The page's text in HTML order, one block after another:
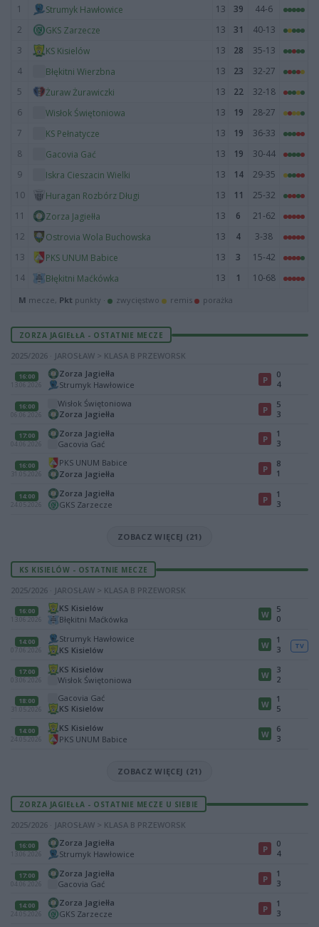
1 Strumyk Hawłowice 13 39
44-6
2
GKS Zarzecze 13 31
40-13
3
KS Kisielów 13 28
35-13
4
Błękitni Wierzbna 13 23
32-27
5
Żuraw Żurawiczki 13 22
32-18
6
Wisłok Świętoniowa 13 19
28-27
7
KS Pełnatycze 13 19
36-33
8
Gacovia Gać 13 19
30-44
9
Iskra Cieszacin Wielki 13 14
29-35
10
Huragan Rozbórz Długi 13 11
25-32
11
Zorza Jagiełła 13 6
21-62
12
Ostrovia Wola Buchowska 13 4
3-38
13
PKS UNUM Babice 13 3
15-42
14
Błękitni Maćkówka 13 1 10-68
M mecze, Pkt punkty · zwycięstwo remis porażka
ZORZA JAGIEŁŁA - OSTATNIE MECZE
2025/2026 · JAROSŁAW > KLASA B PRZEWORSK
16:00
13.06.2026
Zorza Jagiełła
Strumyk Hawłowice
P
0
4
16:00
06.06.2026
Wisłok Świętoniowa
Zorza Jagiełła
P
5
3
17:00
04.06.2026
Zorza Jagiełła
Gacovia Gać
P
1
3
16:00
31.05.2026
PKS UNUM Babice
Zorza Jagiełła
P
8
1
14:00
24.05.2026
Zorza Jagiełła
GKS Zarzecze
P
1
3
ZOBACZ WIĘCEJ (21)
KS KISIELÓW - OSTATNIE MECZE
2025/2026 · JAROSŁAW > KLASA B PRZEWORSK
16:00
13.06.2026
KS Kisielów
Błękitni Maćkówka
W
5
0
14:00
07.06.2026
Strumyk Hawłowice
KS Kisielów
W
1
3
TV
17:00
03.06.2026
KS Kisielów
Wisłok Świętoniowa
W
3
2
18:00
31.05.2026
Gacovia Gać
KS Kisielów
W
1
5
14:00
24.05.2026
KS Kisielów
PKS UNUM Babice
W
6
3
ZOBACZ WIĘCEJ (21)
ZORZA JAGIEŁŁA - OSTATNIE MECZE U SIEBIE
2025/2026 · JAROSŁAW > KLASA B PRZEWORSK
16:00
13.06.2026
Zorza Jagiełła
Strumyk Hawłowice
P
0
4
17:00
04.06.2026
Zorza Jagiełła
Gacovia Gać
P
1
3
14:00
24.05.2026
Zorza Jagiełła
GKS Zarzecze
P
1
3